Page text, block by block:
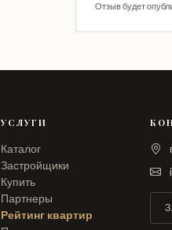
Отзыв будет
УСЛУГИ
Каталог
Застройщики
Купить
Партнеры
Рейтинг квартир